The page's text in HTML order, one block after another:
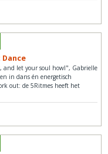
and let your soul howl", Gabrielle
in dans én energetisch
out: de 5Ritmes heeft het